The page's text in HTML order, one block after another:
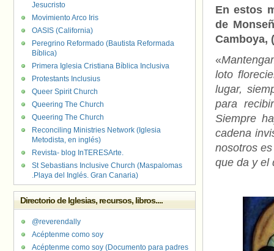
En estos
de
Camboya,
«
loto
lugar,
para
Siempre
cadena
nosotros
que da y el
Jesucristo
Movimiento Arco Iris
OASIS (California)
Peregrino Reformado (Bautista Reformada
Bíblica)
Primera Iglesia Cristiana Bíblica Inclusiva
Protestants Inclusius
Queer Spirit Church
Queering The Church
Queering The Church
Reconciling Ministries Network (Iglesia
Metodista, en inglés)
Revista- blog InTERESArte.
St Sebastians Inclusive Church (Maspalomas
.Playa del Inglés. Gran Canaria)
Directorio de Iglesias, recursos, libros....
@reverendally
Acéptenme como soy
Acéptenme como soy (Documento para padres